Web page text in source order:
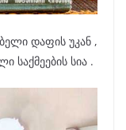
დაფის უკან ,
საქმეების სია .